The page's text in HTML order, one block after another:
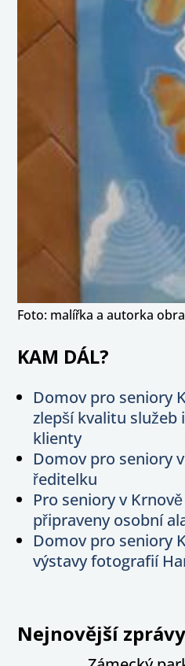
Foto: malířka a autorka
KAM DÁL?
Domov pro seniory
zlepší kvalitu služeb
klienty
Domov pro seniory
ředitelku
Pro seniory v
připraveny osobní
Domov pro seniory
výstavy fotografií
Nejnovější zprávy